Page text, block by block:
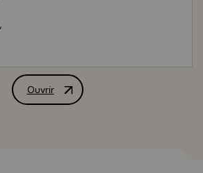
Ouvrir
Message de M. François Mitterrand,